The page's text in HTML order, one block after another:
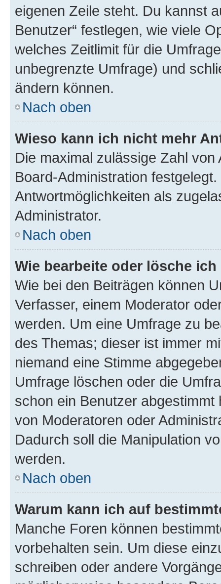
eigenen Zeile steht. Du kannst
Benutzer“ festlegen, wie viele
welches Zeitlimit für die
unbegrenzte Umfrage) und
ändern können.
Nach oben
Wieso kann ich nicht mehr
Die maximal zulässige Zahl
Board-Administration
Antwortmöglichkeiten als
Administrator.
Nach oben
Wie bearbeite oder lösche
Wie bei den Beiträgen können
Verfasser, einem Moderator
werden. Um eine Umfrage zu
des Themas; dieser ist immer
niemand eine Stimme
Umfrage löschen oder die
schon ein Benutzer
von Moderatoren oder
Dadurch soll die Manipulation
werden.
Nach oben
Warum kann ich auf
Manche Foren können
vorbehalten sein. Um diese
schreiben oder andere